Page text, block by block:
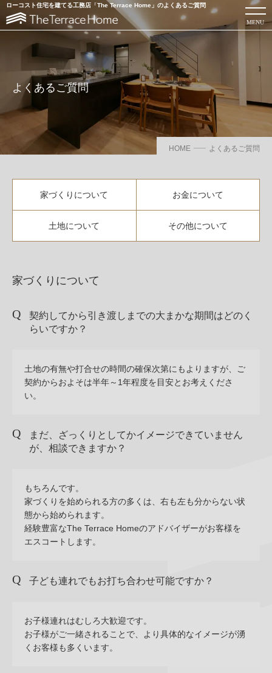
ローコスト住宅を建てる工務店「The Terrace Home」のよくあるご質問
MENU
よくあるご質問
HOME よくあるご質問
家づくりについて お金について
土地について その他について
家づくりについて
契約してから引き渡しまでの大まかな期間はどのく
らいですか？
土地の有無や打合せの時間の確保次第にもよりますが、ご
契約からおよそは半年～1年程度を目安とお考えくださ
い。
まだ、ざっくりとしてかイメージできていません
が、相談できますか？
もちろんです。
家づくりを始められる方の多くは、右も左も分からない状
態から始められます。
経験豊富なThe Terrace Homeのアドバイザーがお客様を
エスコートします。
子ども連れでもお打ち合わせ可能ですか？
お子様連れはむしろ大歓迎です。
お子様がご一緒されることで、より具体的なイメージが湧
くお客様も多くいます。
ローコスト注文住宅を建てるならThe Terrace Home
当社について
商品サービス・性能紹介
家づくりのイメージ
その他
カタログを見る お問い合わせ